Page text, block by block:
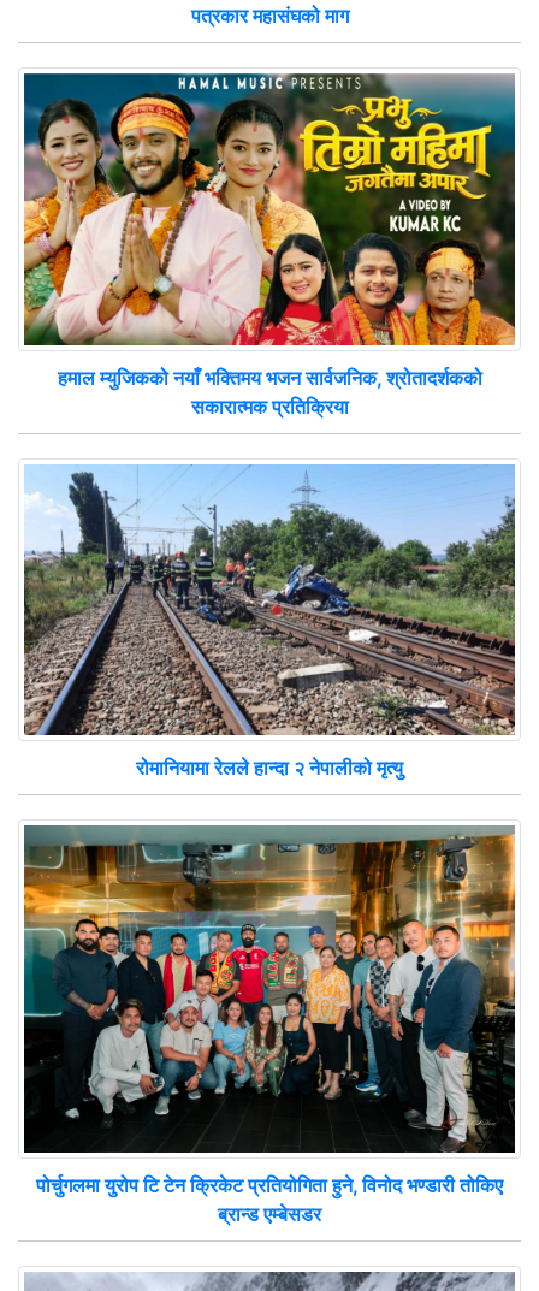
पत्रकार महासंघको माग
हमाल म्युजिकको नयाँ भक्तिमय भजन सार्वजनिक, श्रोतादर्शकको
सकारात्मक प्रतिक्रिया
रोमानियामा रेलले हान्दा २ नेपालीको मृत्यु
पोर्चुगलमा युरोप टि टेन क्रिकेट प्रतियोगिता हुने, विनोद भण्डारी तोकिए
ब्रान्ड एम्बेसडर